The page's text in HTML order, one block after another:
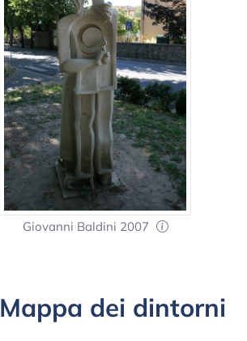
Giovanni Baldini 2007
Mappa dei dintorni